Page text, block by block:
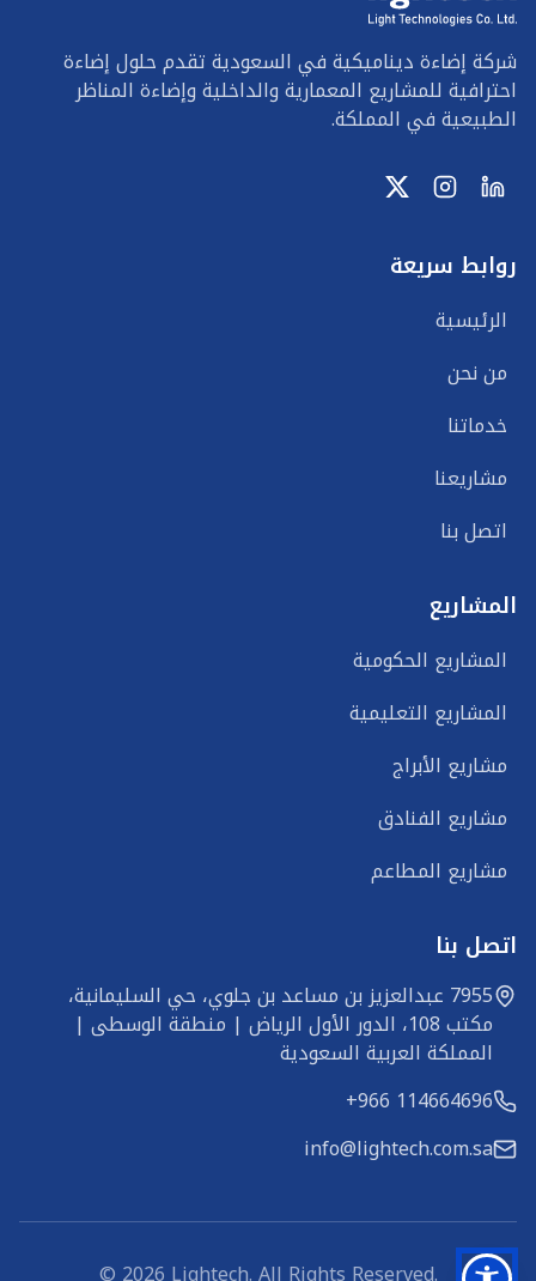
شركة إضاءة ديناميكية في السعودية تقدم حلول إضاءة
احترافية للمشاريع المعمارية والداخلية وإضاءة المناظر
الطبيعية في المملكة.
روابط سريعة
الرئيسية
من نحن
خدماتنا
مشاريعنا
اتصل بنا
المشاريع
المشاريع الحكومية
المشاريع التعليمية
مشاريع الأبراج
مشاريع الفنادق
مشاريع المطاعم
اتصل بنا
7955 عبدالعزيز بن مساعد بن جلوي، حي السليمانية،
مكتب 108، الدور الأول الرياض | منطقة الوسطى |
المملكة العربية السعودية
+966 114664696
info@lightech.com.sa